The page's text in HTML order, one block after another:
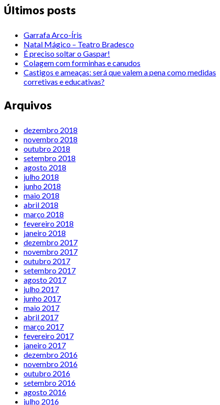
Últimos posts
Garrafa Arco-Íris
Natal Mágico – Teatro Bradesco
É preciso soltar o Gaspar!
Colagem com forminhas e canudos
Castigos e ameaças: será que valem a pena como medidas
corretivas e educativas?
Arquivos
dezembro 2018
novembro 2018
outubro 2018
setembro 2018
agosto 2018
julho 2018
junho 2018
maio 2018
abril 2018
março 2018
fevereiro 2018
janeiro 2018
dezembro 2017
novembro 2017
outubro 2017
setembro 2017
agosto 2017
julho 2017
junho 2017
maio 2017
abril 2017
março 2017
fevereiro 2017
janeiro 2017
dezembro 2016
novembro 2016
outubro 2016
setembro 2016
agosto 2016
julho 2016